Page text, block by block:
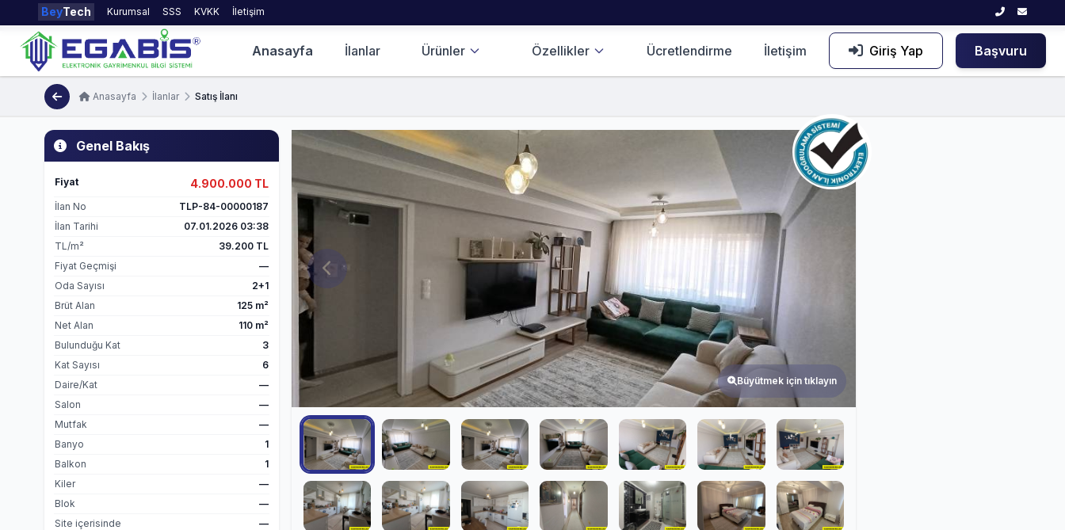
BeyTech Kurumsal SSS KVKK İletişim
Anasayfa İlanlar Ürünler Özellikler Ücretlendirme İletişim Giriş Yap Başvuru
Anasayfa İlanlar Satış İlanı
Genel Bakış
Fiyat 4.900.000 TL
İlan No
TLP-84-00000187
İlan Tarihi
07.01.2026 03:38
TL/m²
39.200 TL
Fiyat Geçmişi
—
Oda Sayısı
2+1
Brüt Alan
125 m²
Net Alan
110 m²
Bulunduğu Kat
3
Kat Sayısı
6
Daire/Kat
—
Salon
—
Mutfak
—
Banyo
1
Balkon
1
Kiler
—
Blok
—
Site içerisinde
—
Büyütmek için tıklayın